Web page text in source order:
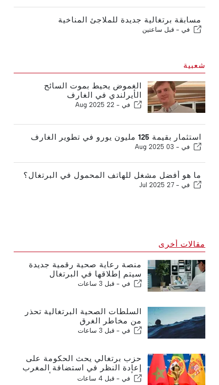
مسابقة برتغالية جديدة للملاجئ المناخية
في - قبل ساعتين
شعبية
الغموض يحيط بموت السائح
الأيرلندي في الغارف
في - 22 Aug 2025
استثمار بقيمة 125 مليون يورو في تطوير الغارف
في - 03 Aug 2025
ما هو أفضل مشغل للهاتف المحمول في البرتغال؟
في - 27 Jul 2025
مقالات أخرى
منصة رعاية صحية رقمية جديدة
سيتم إطلاقها في البرتغال
في - قبل 3 ساعات
السلطات الصحية البرتغالية تحذر
من مخاطر الغرق
في - قبل 3 ساعات
حزب برتغالي يحث الحكومة على
إعادة النظر في استضافة المغرب
لكأس العالم 2030 بسبب أزمة
في - قبل 4 ساعات